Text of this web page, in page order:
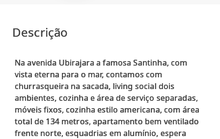
Descrição
Na avenida Ubirajara a famosa Santinha, com
vista eterna para o mar, contamos com
churrasqueira na sacada, living social dois
ambientes, cozinha e área de serviço separadas,
móveis fixos, cozinha estilo americana, com área
total de 134 metros, apartamento bem ventilado
frente norte, esquadrias em alumínio, espera